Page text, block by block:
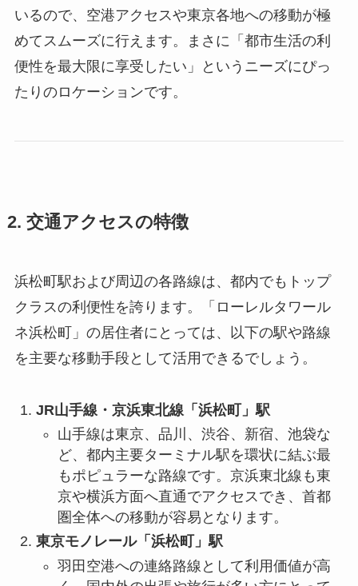
いるので、空港アクセスや東京各地への移動が極
めてスムーズに行えます。まさに「都市生活の利
便性を最大限に享受したい」というニーズにぴっ
たりのロケーションです。
2. 交通アクセスの特徴
浜松町駅および周辺の各路線は、都内でもトップ
クラスの利便性を誇ります。「ローレルタワール
ネ浜松町」の居住者にとっては、以下の駅や路線
を主要な移動手段として活用できるでしょう。
JR山手線・京浜東北線「浜松町」駅
山手線は東京、品川、渋谷、新宿、池袋な
ど、都内主要ターミナル駅を環状に結ぶ最
もポピュラーな路線です。京浜東北線も東
京や横浜方面へ直通でアクセスでき、首都
圏全体への移動が容易となります。
東京モノレール「浜松町」駅
羽田空港への連絡路線として利用価値が高